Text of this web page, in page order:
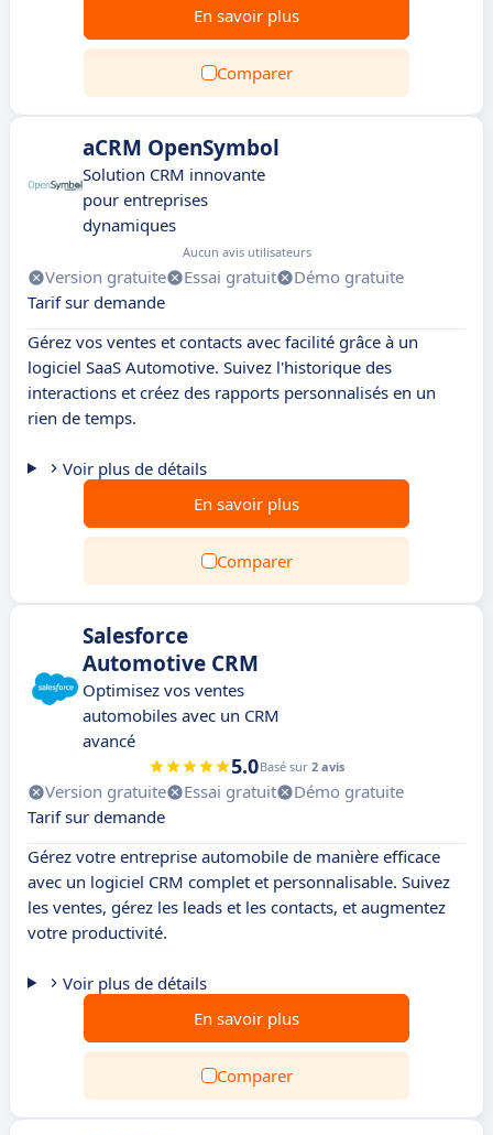
En savoir plus
Comparer
aCRM OpenSymbol
Solution CRM innovante
pour entreprises
dynamiques
Aucun avis utilisateurs
Version gratuite Essai gratuit
Démo gratuite
Tarif sur demande
Gérez vos ventes et contacts avec facilité grâce à un
logiciel SaaS Automotive. Suivez l'historique des
interactions et créez des rapports personnalisés en un
rien de temps.
Voir plus de détails
En savoir plus
Comparer
Salesforce
Automotive CRM
Optimisez vos ventes
automobiles avec un CRM
avancé
5.0Basé sur 2 avis
Version gratuite Essai gratuit
Démo gratuite
Tarif sur demande
Gérez votre entreprise automobile de manière efficace
avec un logiciel CRM complet et personnalisable. Suivez
les ventes, gérez les leads et les contacts, et augmentez
votre productivité.
Voir plus de détails
En savoir plus
Comparer